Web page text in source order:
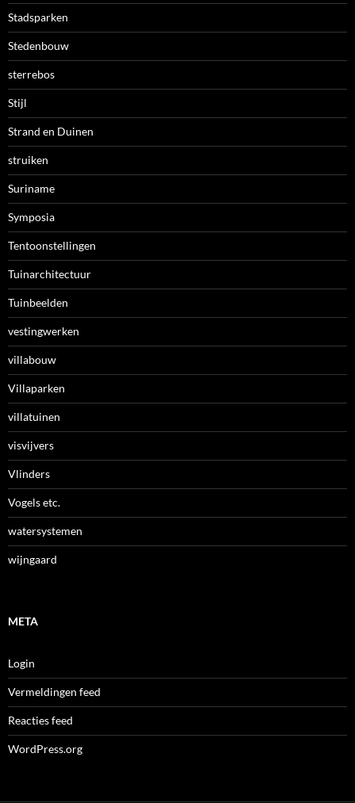
Stadsparken
Stedenbouw
sterrebos
Stijl
Strand en Duinen
struiken
Suriname
Symposia
Tentoonstellingen
Tuinarchitectuur
Tuinbeelden
vestingwerken
villabouw
Villaparken
villatuinen
visvijvers
Vlinders
Vogels etc.
watersystemen
wijngaard
META
Login
Vermeldingen feed
Reacties feed
WordPress.org